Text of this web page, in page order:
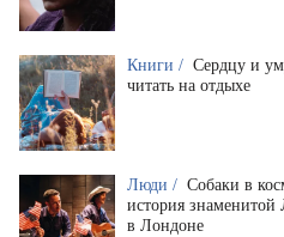
Книги / Сердцу и
читать на отдыхе
Люди / Собаки в
история
в Лондоне